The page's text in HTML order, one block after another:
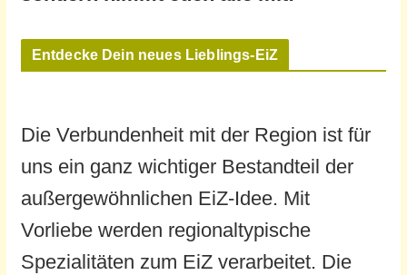
Entdecke Dein neues Lieblings-EiZ
Die Verbundenheit mit der Region ist für
uns ein ganz wichtiger Bestandteil der
außergewöhnlichen EiZ-Idee. Mit
Vorliebe werden regionaltypische
Spezialitäten zum EiZ verarbeitet. Die